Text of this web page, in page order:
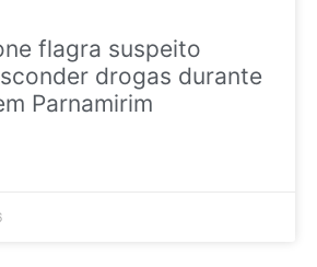
flagra suspeito
drogas durante
Parnamirim